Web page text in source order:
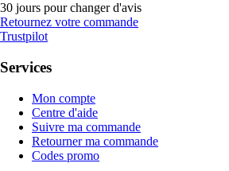
30 jours pour changer d'avis
Retournez votre commande
Trustpilot
Services
Mon compte
Centre d'aide
Suivre ma commande
Retourner ma commande
Codes promo